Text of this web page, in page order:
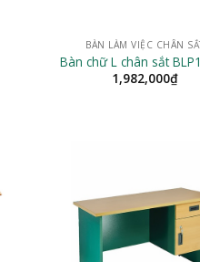
BÀN LÀM VIỆC CHÂN
Bàn chữ L chân sắt
1,982,000₫